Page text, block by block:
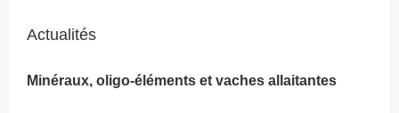
Actualités
Minéraux, oligo-éléments et vaches allaitantes